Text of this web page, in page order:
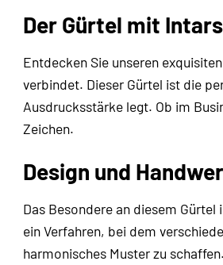
Der Gürtel mit
Entdecken Sie unseren exquisiten
verbindet. Dieser Gürtel ist die
Ausdrucksstärke legt. Ob im
Zeichen.
Design und
Das Besondere an diesem
ein Verfahren, bei dem
harmonisches Muster zu